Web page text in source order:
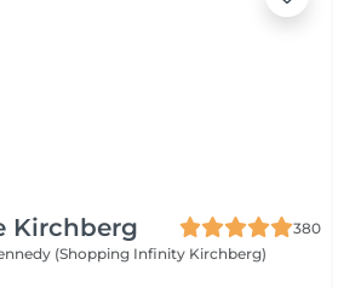
Kirchberg
380
(Shopping Infinity Kirchberg)